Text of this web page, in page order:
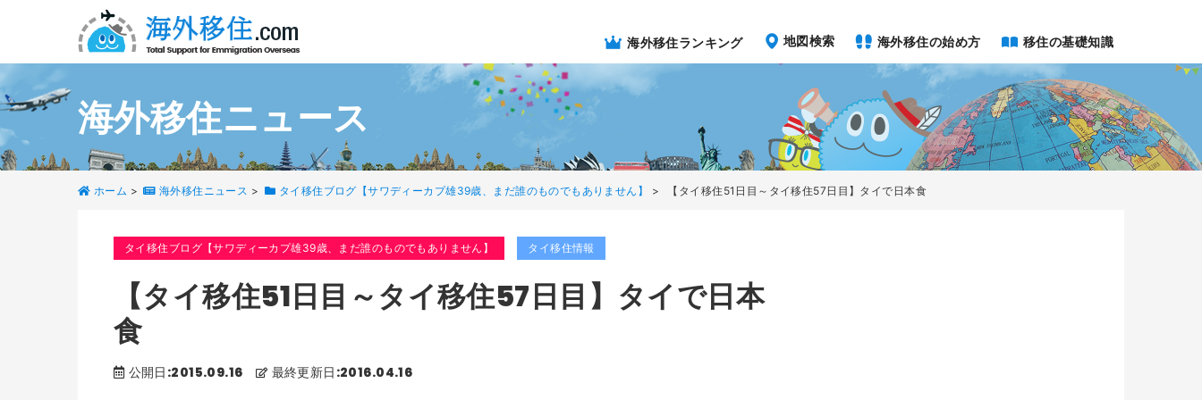
海外移住ランキング 地図検索 海外移住の始め方 移住の基礎知識
海外移住ニュース
ホーム > 海外移住ニュース > タイ移住ブログ【サワディーカプ雄39歳、まだ誰のものでもありません】 > 【タイ移住51日目～タイ移住57日目】タイで日本食
タイ移住ブログ【サワディーカプ雄39歳、まだ誰のものでもありません】 タイ移住情報
【タイ移住51日目～タイ移住57日目】タイで日本
食
公開日:2015.09.16 最終更新日:2016.04.16